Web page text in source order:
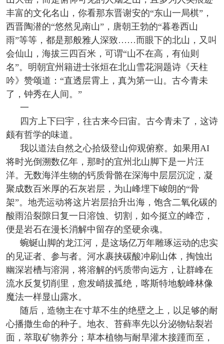
丰富的文化名山，你看那东晋谢安的“东山一局棋”，
西晋陶潜的“悠然见南山”，唐朝王勃的“暮卷西山
雨”等等，都是那般雅人深致……而眼下的北山，又叫
会仙山，海拔三四百米，可谓“山不在高，有仙则
名”。明朝宜州籍进士张烜在北山雪花洞题诗《天柱
吟》赞颂道：“直透层霄上，真为第一山。古今青未
了，钟秀在人间。”
一
四方上下曰宇，往古来今曰宙。古今青未了，这诗
颇有哲学的味道。
我以道法自然之心拾级登山仰观俯察。如果用AI
将时光倒溯数亿年，那时的宜州北山脚下是一片汪
洋。无数海洋生物的钙质骨骼在深海中层层沉淀，凝
聚成数百米厚的石灰岩层，为山峰埋下峻朗的“骨
架”。地壳运动将这片岩层抬升出海，饱含二氧化碳的
酸雨沿裂隙日复一日溶蚀、切割，如今挺立的峰峦，
便是岩石在漫长消解中留存的坚硬余魂。
蜿蜒山脚的龙江河，是这场亿万年雕琢运动的忠实
的见证者、参与者。河水裹挟碳酸冲刷山体，掏蚀出
幽深岩槽与溶洞，将溶解的钙质带向远方，让群峰在
流水反复切削里，愈发峭拔孤绝，喀斯特地貌峰林像
魔法一样显山露水。
随后，造物主在寸草不生的绝壁之上，以足够的耐
心播撒生命的种子。地衣、苔藓率先以分泌物钻裂岩
面，萃取矿物养分；草本植物与耐旱灌木接踵而至，